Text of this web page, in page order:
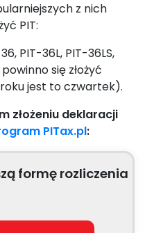
z nich
PIT:
PIT-36L, PIT-36LS,
się złożyć
jest to czwartek).
złożeniu deklaracji
PITax.pl:
formę rozliczenia